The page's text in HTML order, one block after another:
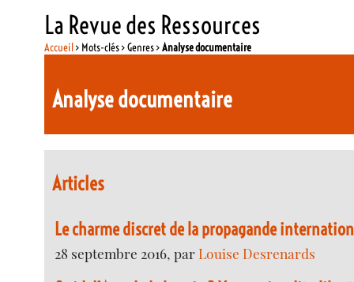
La Revue des Ressources
Accueil> Mots-clés > Genres >Analyse documentaire
Analyse documentaire
Articles
Le charme discret de la propagande
28 septembre 2016, parLouise Desrenards